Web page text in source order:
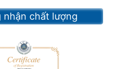
nhận chất lượng